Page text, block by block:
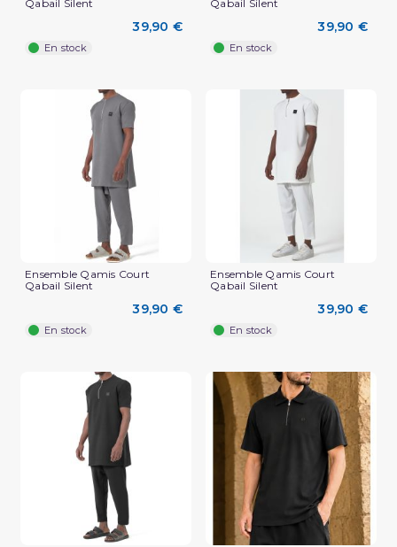
Qabail Silent
39,90 €
En stock
Qabail Silent
39,90 €
En stock
Ensemble Qamis Court
Qabail Silent
39,90 €
En stock
Ensemble Qamis Court
Qabail Silent
39,90 €
En stock